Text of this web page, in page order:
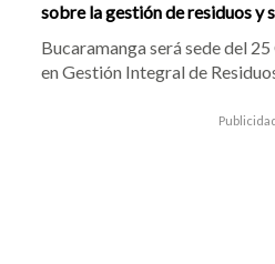
sobre la gestión de residuos y
Bucaramanga será sede del
en Gestión Integral de
expertos de Colombia, Publicidad